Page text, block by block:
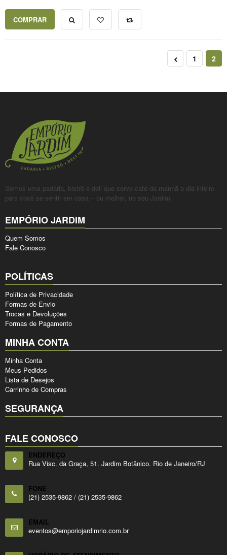
COMPRAR
1 2
Somos uma padaria, bistrô e deli que serve café da manhã o dia inteiro
para você se sentir em casa – ou melhor, no seu Jardim
EMPÓRIO JARDIM
Quem Somos
Fale Conosco
POLÍTICAS
Política de Privacidade
Formas de Envio
Trocas e Devoluções
Formas de Pagamento
MINHA CONTA
Minha Conta
Meus Pedidos
Lista de Desejos
Carrinho de Compras
SEGURANÇA
FALE CONOSCO
ENDEREÇO
Rua Visc. da Graça, 51. Jardim Botânico. Rio de Janeiro/RJ
FONE
(21) 2535-9862 / (21) 2535-9862
EMAIL
eventos@emporiojardimrio.com.br